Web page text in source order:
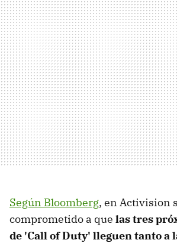
Según Bloomberg, en Activision
comprometido a que las tres
de 'Call of Duty' lleguen tanto a